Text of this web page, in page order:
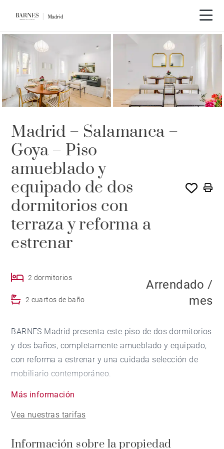
ALQUILADO POR BARNES
Madrid – Salamanca –
Goya – Piso
amueblado y
equipado de dos
dormitorios con
terraza y reforma a
estrenar
2 dormitorios
2 cuartos de baño
Arrendado /
mes
BARNES Madrid presenta este piso de dos dormitorios
y dos baños, completamente amueblado y equipado,
con reforma a estrenar y una cuidada selección de
mobiliario contemporáneo.
espacios bien aprovechados. Al entrar, nos recibe una
que se conecta con una agradable terraza-patio
Más información
Vea nuestras tarifas
Información sobre la propiedad